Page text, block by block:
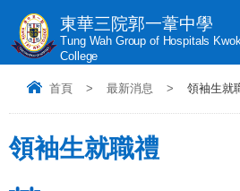
東華三院郭一葦中學
Tung Wah Group of Hospitals
College
首頁 > 最新消息 > 領袖生就
領袖生就職禮